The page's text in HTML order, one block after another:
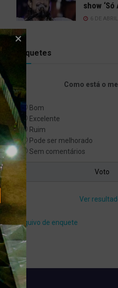
show ‘Só
6 DE
Enquetes
Como está o
Bom
Excelente
Ruim
Pode ser melhorado
Sem comentários
Ver
Arquivo de enquete